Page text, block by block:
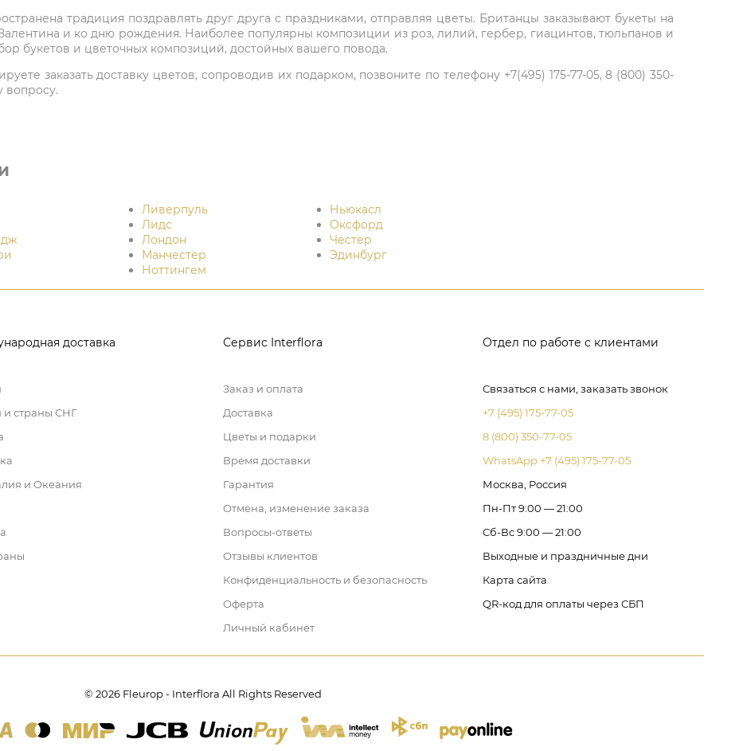
традиция поздравлять друг друга с праздниками, отправляя цветы. Британцы заказывают букеты на
и ко дню рождения. Наиболее популярны композиции из роз, лилий, гербер, гиацинтов, тюльпанов и
букетов и цветочных композиций, достойных вашего повода.
заказать доставку цветов, сопроводив их подарком, позвоните по телефону +7(495) 175-77-05, 8 (800) 350-
вопросу.
Ливерпуль
Лидс
Лондон
Манчестер
Ноттингем
Ньюкасл
Оксфорд
Честер
Эдинбург
доставка
и страны СНГ
и Океания
Сервис Interflora
Заказ и оплата
Доставка
Цветы и подарки
Время доставки
Гарантия
Отмена, изменение заказа
Вопросы-ответы
Отзывы клиентов
Конфиденциальность и безопасность
Оферта
Личный кабинет
Отдел по работе с клиентами
Связаться с нами, заказать звонок
+7 (495) 175-77-05
8 (800) 350-77-05
WhatsApp +7 (495) 175-77-05
Москва, Россия
Пн-Пт 9:00 — 21:00
Сб-Вс 9:00 — 21:00
Выходные и праздничные дни
Карта сайта
QR-код для оплаты через СБП
© 2026 Fleurop - Interflora All Rights Reserved